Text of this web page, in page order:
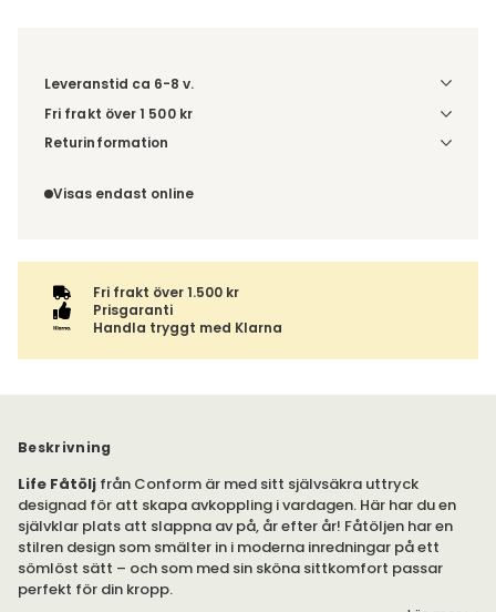
Leveranstid ca 6-8 v.
Fri frakt över 1 500 kr
Välj utförande via 'Gör dina val' för fraktinformation på din
Returinformation
inte av ångerrätten.
Visas endast online
Fri frakt över 1.500 kr
Prisgaranti
Handla tryggt med Klarna
Beskrivning
Life Fåtölj från Conform är med sitt självsäkra uttryck
designad för att skapa avkoppling i vardagen. Här har du en
självklar plats att slappna av på, år efter år! Fåtöljen har en
stilren design som smälter in i moderna inredningar på ett
sömlöst sätt – och som med sin sköna sittkomfort passar
perfekt för din kropp.